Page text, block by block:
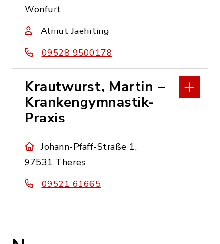
Wonfurt
Almut Jaehrling
09528 9500178
Krautwurst, Martin –
Krankengymnastik-
Praxis
Johann-Pfaff-Straße 1,
97531 Theres
09521 61665